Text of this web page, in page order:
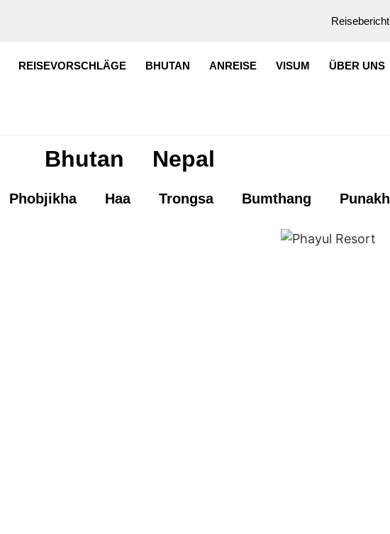
Reisebericht
REISEVORSCHLÄGE BHUTAN ANREISE VISUM ÜBER UNS
Bhutan Nepal
Phobjikha Haa Trongsa Bumthang